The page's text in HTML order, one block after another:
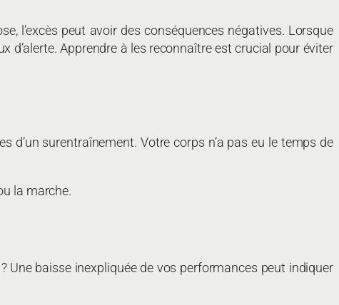
l’excès peut avoir des conséquences négatives. Lorsque
d’alerte. Apprendre à les reconnaître est crucial pour éviter
d’un surentraînement. Votre corps n’a pas eu le temps de
la marche.
Une baisse inexpliquée de vos performances peut indiquer